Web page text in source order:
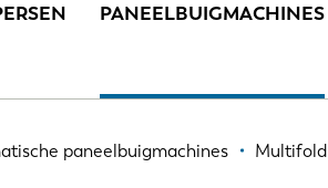
PANEELBUIGMACHINES
paneelbuigmachines Multifold